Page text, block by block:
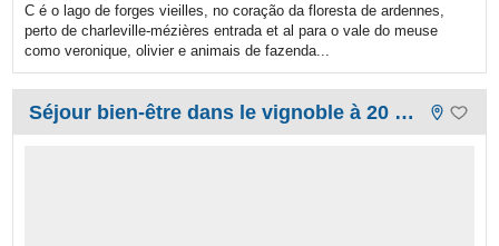
C é o lago de forges vieilles, no coração da floresta de ardennes,
perto de charleville-mézières entrada et al para o vale do meuse
como veronique, olivier e animais de fazenda...
Séjour bien-être dans le vignoble à 20 mn de Reims